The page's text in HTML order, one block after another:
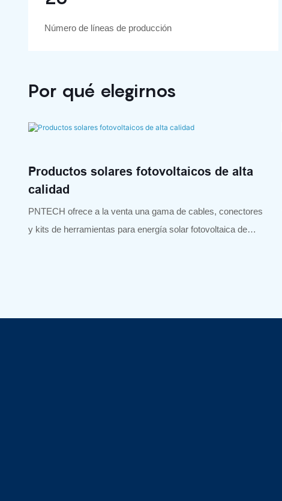
Número de líneas de producción
Por qué elegirnos
Productos solares fotovoltaicos de alta
calidad
PNTECH ofrece a la venta una gama de cables, conectores
y kits de herramientas para energía solar fotovoltaica de